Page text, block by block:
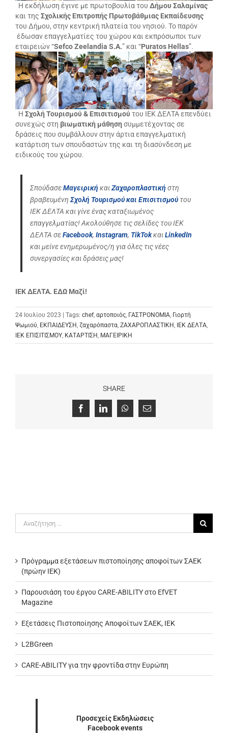
Η εκδήλωση έγινε με πρωτοβουλία του Δήμου Σαλαμίνας
και της Σχολικής Επιτροπής Πρωτοβάθμιας Εκπαίδευσης
του Δήμου, στην κεντρική πλατεία του νησιού. Το παρόν
έδωσαν επαγγελματίες του χώρου και εκπρόσωποι των
εταιρειών “Sefco Zeelandia S.A.” και “Puratos Hellas”.
Η Σχολή Τουρισμού & Επισιτισμού του ΙΕΚ ΔΕΛΤΑ επενδύει
συνεχώς στη βιωματική μάθησησυμμετέχοντας σε
δράσεις που συμβάλλουν στην άρτια επαγγελματική
κατάρτιση των σπουδαστών της και τη διασύνδεση με
ειδικούς του χώρου.
ΣπούδασεΜαγειρική και Ζαχαροπλαστική στη
βραβευμένη Σχολή Τουρισμού και Επισιτισμού του
ΙΕΚ ΔΕΛΤΑ και γίνε ένας καταξιωμένος
επαγγελματίας!Ακολούθησε τις σελίδες του ΙΕΚ
ΔΕΛΤΑ σεFacebook, Instagram, TikTokκαι LinkedIn
και μείνε ενημερωμένος/η για όλες τις νέες
συνεργασίες και δράσεις μας!
ΙΕΚ ΔΕΛΤΑ. ΕΔΩ Μαζί!
24 Ιουλίου 2023 | Tags: chef, αρτοποιός, ΓΑΣΤΡΟΝΟΜΙΑ, Γιορτή
Ψωμιού, ΕΚΠΑΙΔΕΥΣΗ, ζαχαρόπαστα, ΖΑΧΑΡΟΠΛΑΣΤΙΚΗ, ΙΕΚ ΔΕΛΤΑ,
ΙΕΚ ΕΠΙΣΙΤΙΣΜΟΥ, ΚΑΤΑΡΤΙΣΗ, ΜΑΓΕΙΡΙΚΗ
SHARE
FacebookLinkedInWhatsApp
Email
για:
Πρόγραμμα εξετάσεων πιστοποίησης αποφοίτων ΣΑΕΚ
(πρώην ΙΕΚ)
Παρουσιάση του έργου CARE-ABILITY στο EfVET
Magazine
Εξετάσεις Πιστοποίησης Αποφοίτων ΣΑΕΚ, ΙΕΚ
L2BGreen
CARE-ABILITY για την φροντίδα στην Ευρώπη
Προσεχείς Εκδηλώσεις
Facebook events